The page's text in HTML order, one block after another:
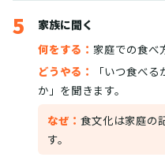
5
家族に聞く
何をする： 家庭での食べ
どうやる：
「いつ食べ
か」を聞きます。
なぜ： 食文化は家庭の
す。